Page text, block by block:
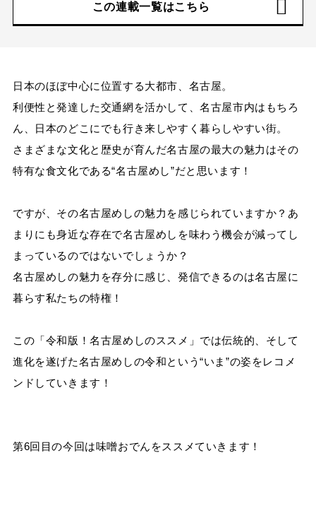
この連載一覧はこちら
日本のほぼ中心に位置する大都市、名古屋。
利便性と発達した交通網を活かして、名古屋市内はもちろ
ん、日本のどこにでも行き来しやすく暮らしやすい街。
さまざまな文化と歴史が育んだ名古屋の最大の魅力はその
特有な食文化である“名古屋めし”だと思います！
ですが、その名古屋めしの魅力を感じられていますか？あ
まりにも身近な存在で名古屋めしを味わう機会が減ってし
まっているのではないでしょうか？
名古屋めしの魅力を存分に感じ、発信できるのは名古屋に
暮らす私たちの特権！
この「令和版！名古屋めしのススメ」では伝統的、そして
進化を遂げた名古屋めしの令和という“いま”の姿をレコメ
ンドしていきます！
第6回目の今回は味噌おでんをススメていきます！